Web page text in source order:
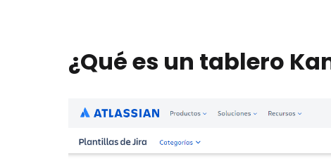
¿Qué es un tablero